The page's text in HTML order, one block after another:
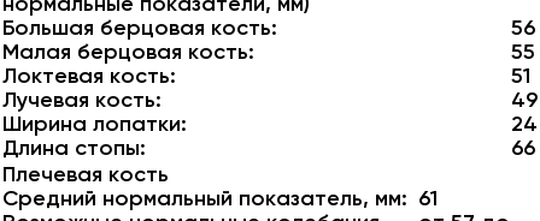
Большая берцовая кость:
56
Малая берцовая кость:
55
Локтевая кость:
51
Лучевая кость:
49
Ширина лопатки:
24
Длина стопы:
66
Плечевая кость
Средний нормальный показатель, мм: 61